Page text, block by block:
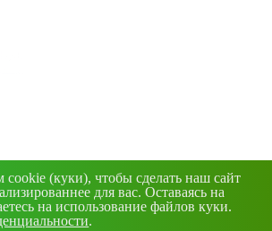
об авторских правах.
(куки), чтобы сделать наш сайт
для вас. Оставаясь на
на использование файлов куки.
.